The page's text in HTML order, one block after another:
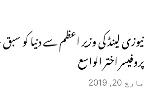
نیوزی لینڈ کی وزیر اعظم سے دنیا کو
پروفیسر اختر الواسع
مارچ 20, 2019